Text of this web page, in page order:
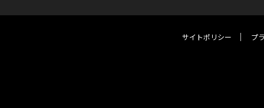
サイトポリシー プ